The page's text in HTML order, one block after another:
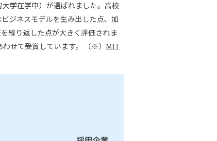
学在学中）が選ばれました。高校
ジネスモデルを生み出した点、加
繰り返した点が大きく評価されま
せて受賞しています。 （※） MIT